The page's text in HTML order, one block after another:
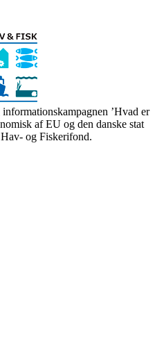
’Hvad er
af EU og den danske stat
og Fiskerifond.